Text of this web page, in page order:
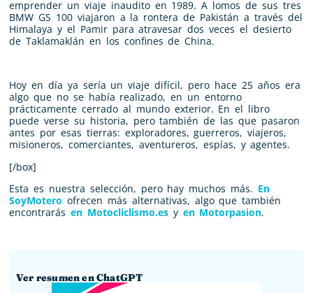
emprender un viaje inaudito en 1989. A lomos de sus tres
BMW GS 100 viajaron a la rontera de Pakistán a través del
Himalaya y el Pamir para atravesar dos veces el desierto
de Taklamaklán en los confines de China.
Hoy en día ya sería un viaje difícil, pero hace 25 años era
algo que no se había realizado, en un entorno
prácticamente cerrado al mundo exterior. En el libro
puede verse su historia, pero también de las que pasaron
antes por esas tierras: exploradores, guerreros, viajeros,
misioneros, comerciantes, aventureros, espías, y agentes.
[/box]
Esta es nuestra selección, pero hay muchos más. En
SoyMotero ofrecen más alternativas, algo que también
encontrarás en Motocliclismo.esy en Motorpasion.
Ver resumen en ChatGPT